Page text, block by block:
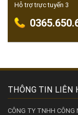
Hỗ trợ trực tuyến 3
THÔNG TIN LIÊN
CÔNG TY TNHH CÔNG